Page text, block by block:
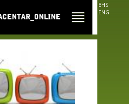
BHS
ENG